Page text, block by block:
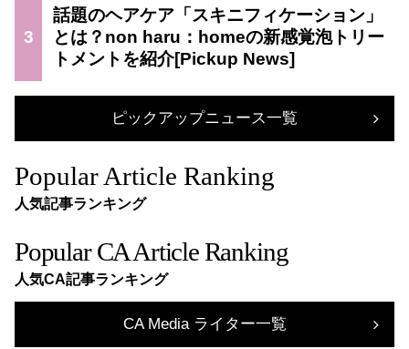
3
話題のヘアケア「スキニフィケーション」
とは？non haru：homeの新感覚泡トリー
トメントを紹介
ピックアップニュース一覧
Popular Article Ranking
人気記事ランキング
Popular CA Article Ranking
人気CA記事ランキング
CA Media ライター一覧